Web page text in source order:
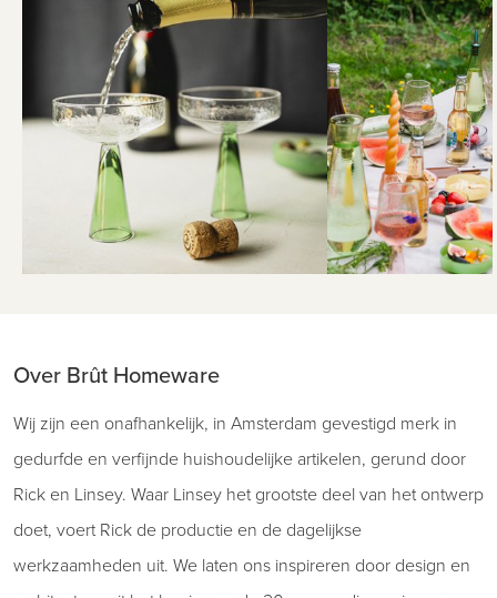
Over Brût Homeware
Wij zijn een onafhankelijk, in Amsterdam gevestigd merk in
gedurfde en verfijnde huishoudelijke artikelen, gerund door
Rick en Linsey. Waar Linsey het grootste deel van het ontwerp
doet, voert Rick de productie en de dagelijkse
werkzaamheden uit. We laten ons inspireren door design en